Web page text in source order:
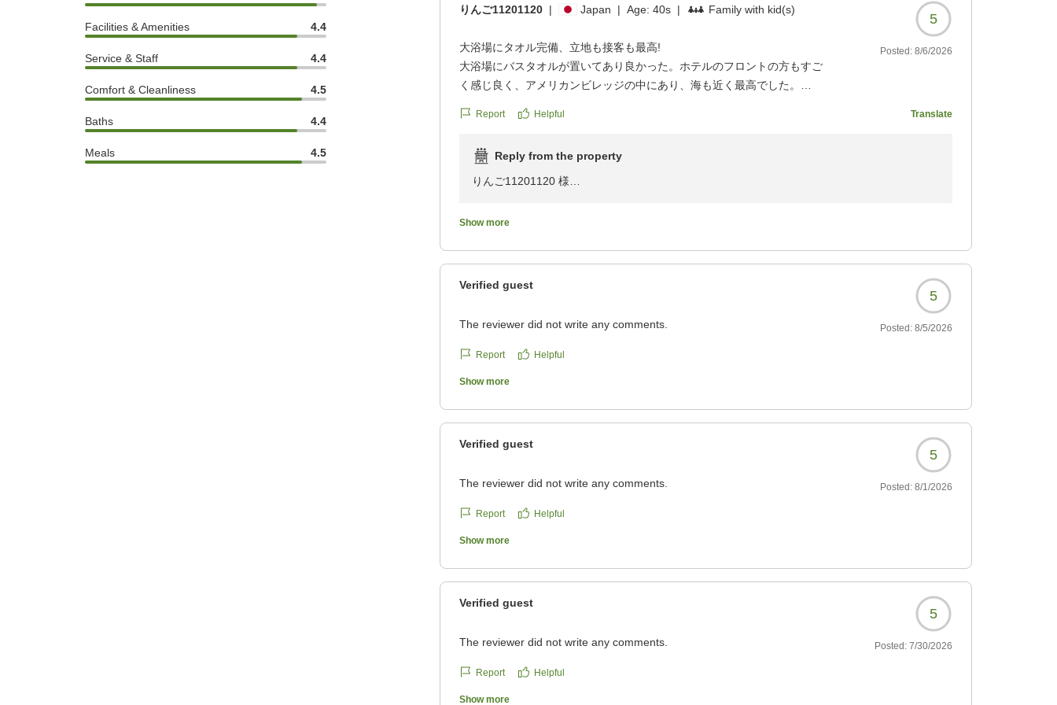
Facilities & Amenities 4.4
Service & Staff 4.4
Comfort & Cleanliness 4.5
Baths 4.4
Meals 4.5
りんご11201120 | Japan | Age:40s | Family with kid(s)
5
大浴場にタオル完備、立地も接客も最高!
大浴場にバスタオルが置いてあり良かった。ホテルのフロントの方もすご
く感じ良く、アメリカンビレッジの中にあり、海も近く最高でした。
た!!!
クチコミの詳細はこちらから
https://review.travel.rakuten.co.jp/hotel/voice/135479?
Posted: 8/6/2026
Report Helpful Translate
Reply from the property
りんご11201120 様
この度は、ベッセルホテルカンパーナ沖縄へご宿泊ならびにクチコミをご投稿いただきまこと
大浴場の設備や、フロントスタッフの対応に関してお褒めのお言葉をいただけましたこと大変
光栄に存じます。
本館10階、別館11階にある展望浴場は、ご宿泊者様は無料でご利用いただけます。
展望浴場からは東シナ海を一望でき、晴れた日にお風呂に浸かりながらご覧いただくサンセッ
当ホテルはアメリカンビレッジの一角に位置しており、周辺には多くの飲食店や雑貨屋さんの
他、大型スーパーや映画館、遊泳可能なビーチもございます。
便利な立地面を活かして、快適で楽しい滞在を提供できておりましたら何よりでございます。
これからもご利用いただくお客様に快適にお過ごしいただけるよう、サービスの向上に努めて
またのご利用をスタッフ一同心よりお待ちしております。
Show more
Verified guest
5
The reviewer did not write any comments. Posted: 8/5/2026
Report Helpful
Show more
Verified guest
5
The reviewer did not write any comments. Posted: 8/1/2026
Report Helpful
Show more
Verified guest
5
The reviewer did not write any comments. Posted: 7/30/2026
Report Helpful
Show more